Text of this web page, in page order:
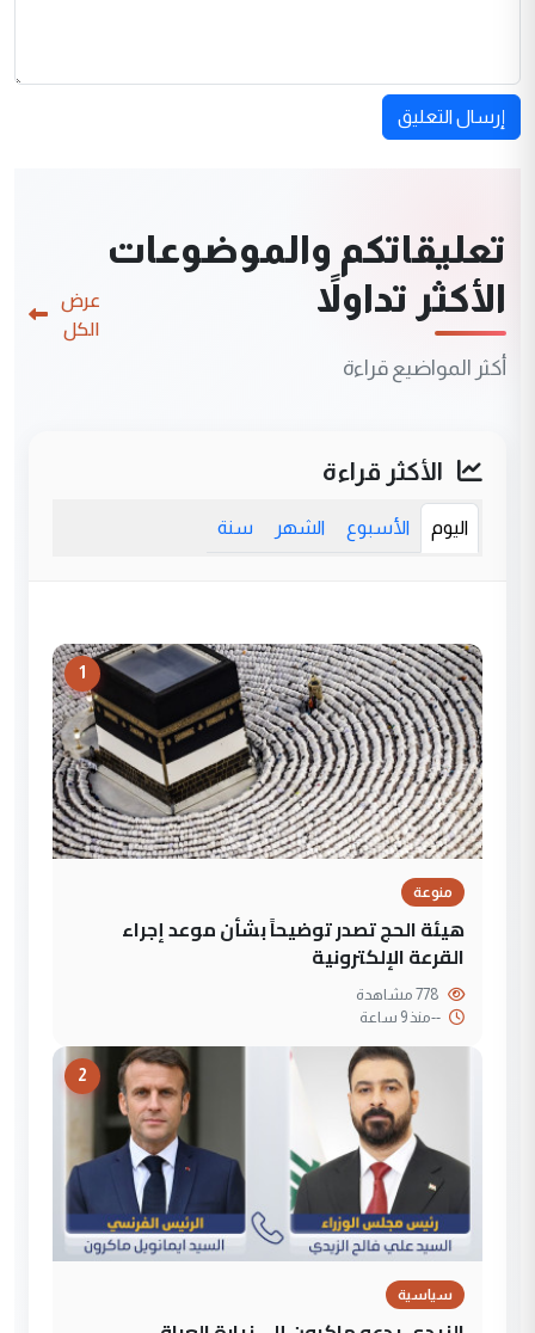
إرسال التعليق
تعليقاتكم والموضوعات
الأكثر تداولاً
أكثر المواضيع قراءة
عرض
الكل
الأكثر قراءة
اليوم الأسبوع الشهر سنة
1
منوعة
هيئة الحج تصدر توضيحاً بشأن موعد إجراء
القرعة الإلكترونية
--منذ 9 ساعة
2
سياسية